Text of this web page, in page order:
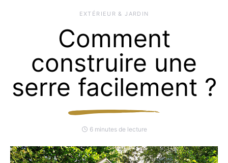
EXTÉRIEUR & JARDIN
Comment
construire une
serre facilement ?
6 minutes de lecture